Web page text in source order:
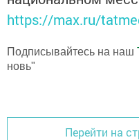
https://max.ru/
Подписывайтесь на наш
новь"
Перейти на